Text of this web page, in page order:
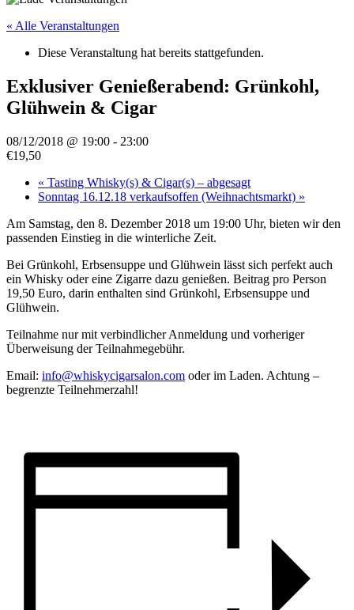
« Alle Veranstaltungen
Diese Veranstaltung hat bereits stattgefunden.
Exklusiver Genießerabend: Grünkohl,
Glühwein & Cigar
08/12/2018 @ 19:00 - 23:00
€19,50
« Tasting Whisky(s) & Cigar(s) – abgesagt
Sonntag 16.12.18 verkaufsoffen (Weihnachtsmarkt) »
Am Samstag, den 8. Dezember 2018 um 19:00 Uhr, bieten wir den
passenden Einstieg in die winterliche Zeit.
Bei Grünkohl, Erbsensuppe und Glühwein lässt sich perfekt auch
ein Whisky oder eine Zigarre dazu genießen. Beitrag pro Person
19,50 Euro, darin enthalten sind Grünkohl, Erbsensuppe und
Glühwein.
Teilnahme nur mit verbindlicher Anmeldung und vorheriger
Überweisung der Teilnahmegebühr.
Email: info@whiskycigarsalon.com oder im Laden. Achtung –
begrenzte Teilnehmerzahl!